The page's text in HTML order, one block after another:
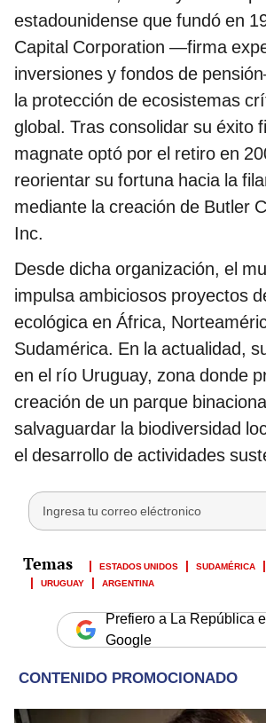
estadounidense que fundó en
Capital Corporation —firma
inversiones y fondos de
la protección de ecosistemas
global. Tras consolidar su éxito
magnate optó por el retiro en
reorientar su fortuna hacia la
mediante la creación de Butler
Inc.
Desde dicha organización, el
impulsa ambiciosos proyectos
ecológica en África,
Sudamérica. En la actualidad,
en el río Uruguay, zona donde
creación de un parque
salvaguardar la biodiversidad
el desarrollo de actividades
ESTADOS UNIDOS SUDAMÉRICA
URUGUAY
ARGENTINA
Prefiero a La República
Google